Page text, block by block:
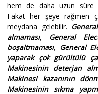
hem de daha uzun süre
Fakat her şeye rağmen
meydana gelebilir.
almaması, General
boşaltmaması, General
yaparak çok gürültülü
Makinesinin deterjan
Makinesi kazanının
Makinesinin sıkma